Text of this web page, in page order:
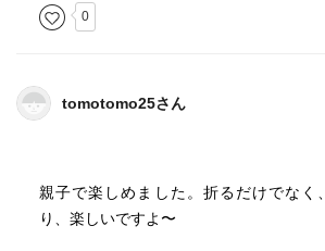
0
tomotomo25さん
親子で楽しめました。折るだけでなく
り、楽しいですよ〜